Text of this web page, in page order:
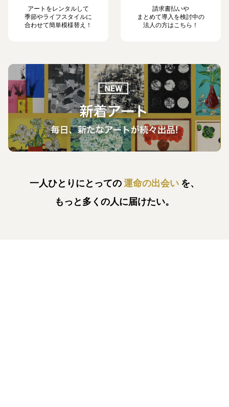
アートをレンタルして
季節やライフスタイルに
合わせて簡単模様替え！
請求書払いや
まとめて導入を検討中の
法人の方はこちら！
一人ひとりにとっての運命の出会い を、
もっと多くの人に届けたい。